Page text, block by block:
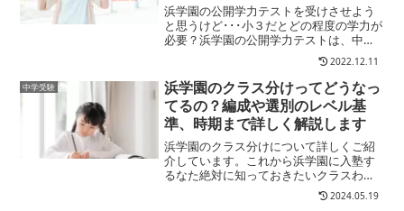
浜学園の公開学力テストを受けさせよう
と思うけど･･･小３だとどの程度の学力が
必要？浜学園の公開学力テストは、中学
受験塾が開催するテストでもかなりハイ
レベルなテスト。塾生も一般生も多数受
験するので、その時点の子どもの学力レ
ベルがどの程度かはっ...
2022.12.11
中学受験
浜学園のクラス分けってどうなっ
てるの？編成や選別のレベル基
準、時期まで詳しく解説します
浜学園のクラス分けについて詳しくご紹
介しています。これから浜学園に入塾す
るなた絶対に知っておきたいクラスわけ
の基準や選別方法について解説。2024.05.19